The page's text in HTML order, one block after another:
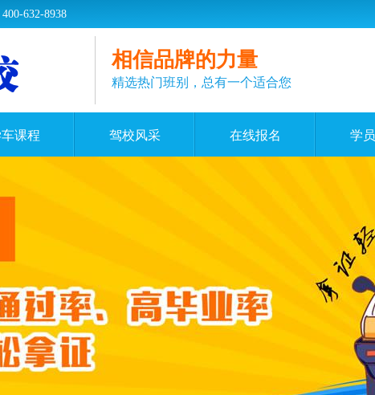
632-8938
相信品牌的力量
精选热门班别，总有一个适合您
课程 驾校风采 在线报名 学